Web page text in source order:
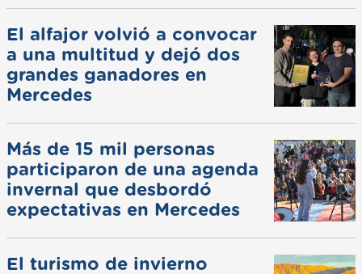
El alfajor volvió a convocar
a una multitud y dejó dos
grandes ganadores en
Mercedes
Más de 15 mil personas
participaron de una agenda
invernal que desbordó
expectativas en Mercedes
El turismo de invierno